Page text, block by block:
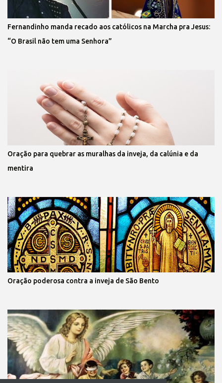
Fernandinho manda recado aos católicos na Marcha pra Jesus:
“O Brasil não tem uma Senhora”
Oração para quebrar as muralhas da inveja, da calúnia e da
mentira
Oração poderosa contra a inveja de São Bento